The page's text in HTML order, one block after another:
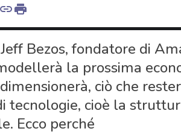
Bezos, fondatore di
la prossima
ciò che
tecnologie, cioè la
Ecco perché